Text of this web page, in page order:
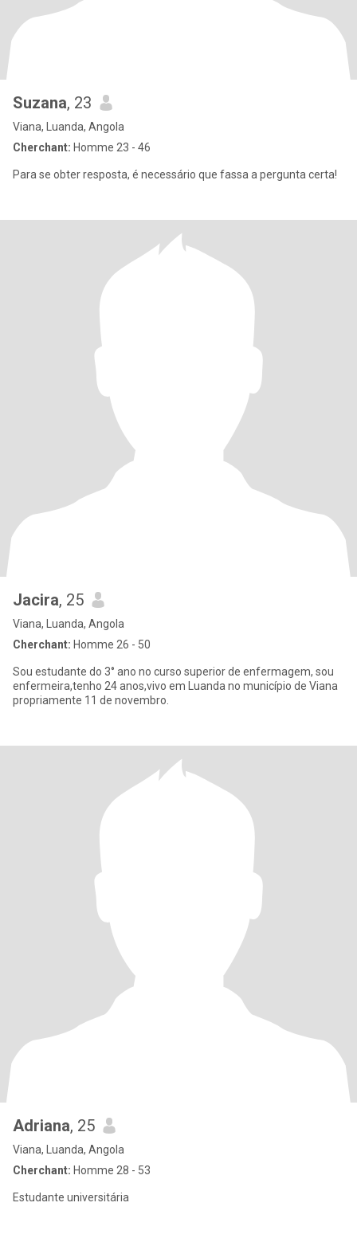
Suzana, 23
Viana, Luanda, Angola
Cherchant: Homme 23 - 46
Para se obter resposta, é necessário que fassa a pergunta certa!
Jacira, 25
Viana, Luanda, Angola
Cherchant: Homme 26 - 50
Sou estudante do 3° ano no curso superior de enfermagem, sou
enfermeira,tenho 24 anos,vivo em Luanda no município de Viana
propriamente 11 de novembro.
Adriana, 25
Viana, Luanda, Angola
Cherchant: Homme 28 - 53
Estudante universitária